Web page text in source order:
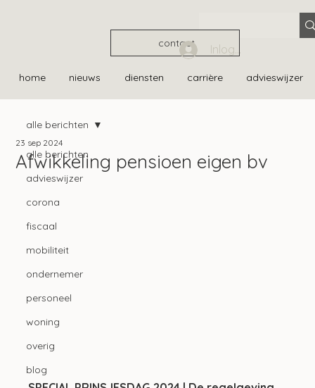
contact
home nieuws diensten carrière advieswijzer
Inloggen
alle berichten
advieswijzer
corona
fiscaal
mobiliteit
ondernemer
personeel
woning
overig
blog
alle berichten
Afwikkeling pensioen eigen bv
23 sep 2024